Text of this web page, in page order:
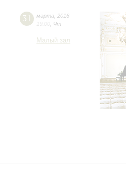
31 марта
2016
19:00 Чт
Малый зал